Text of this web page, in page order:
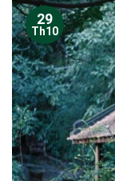
29
Th10